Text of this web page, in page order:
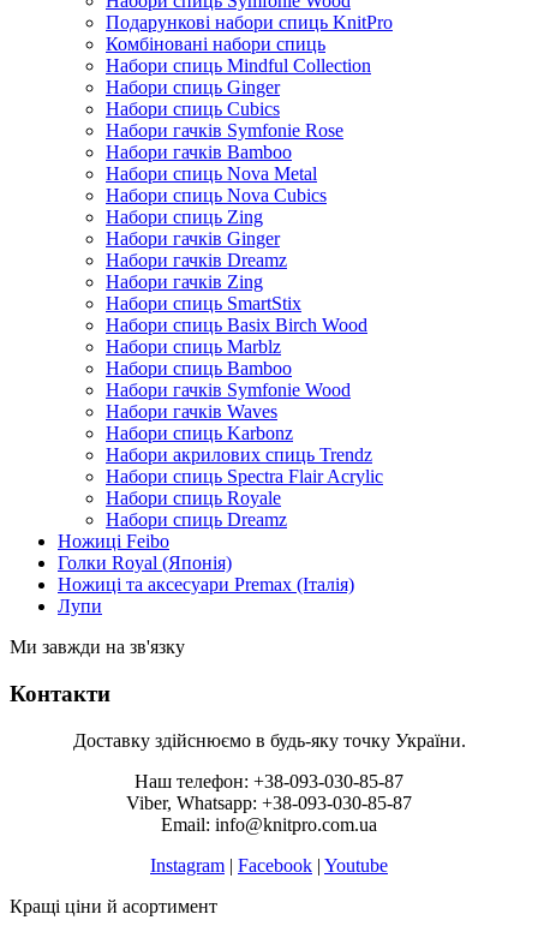
Подарункові набори спиць KnitPro
Комбіновані набори спиць
Набори спиць Mindful Collection
Набори спиць Ginger
Набори спиць Cubics
Набори гачків Symfonie Rose
Набори гачків Bamboo
Набори спиць Nova Metal
Набори спиць Nova Cubics
Набори спиць Zing
Набори гачків Ginger
Набори гачків Dreamz
Набори гачків Zing
Набори спиць SmartStix
Набори спиць Basix Birch Wood
Набори спиць Marblz
Набори спиць Bamboo
Набори гачків Symfonie Wood
Набори гачків Waves
Набори спиць Karbonz
Набори акрилових спиць Trendz
Набори спиць Spectra Flair Acrylic
Набори спиць Royale
Набори спиць Dreamz
Ножиці Feibo
Голки Royal (Японія)
Ножиці та аксесуари Premax (Італія)
Лупи
Ми завжди на зв'язку
Контакти
Доставку здійснюємо в будь-яку точку України.
Наш телефон: +38-093-030-85-87
Viber, Whatsapp: +38-093-030-85-87
Email: info@knitpro.com.ua
Instagram | Facebook | Youtube
Кращі ціни й асортимент